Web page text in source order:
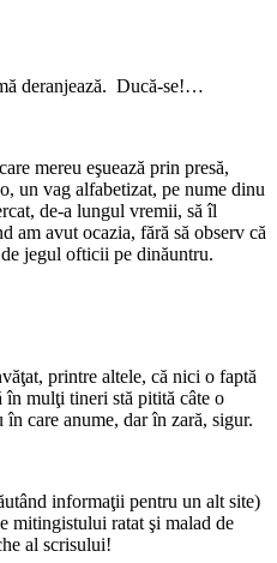
deranjează. Ducă-se!…
mereu eşuează prin presă,
un vag alfabetizat, pe nume dinu
de-a lungul vremii, să îl
am avut ocazia, fără să observ că
jegul ofticii pe dinăuntru.
printre altele, că nici o faptă
în mulţi tineri stă pitită câte o
care anume, dar în zară, sigur.
informaţii pentru un alt site)
mitingistului ratat şi malad de
al scrisului!